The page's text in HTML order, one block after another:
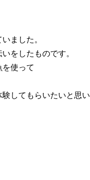
ました。
をしたものです。
使って
してもらいたいと思い